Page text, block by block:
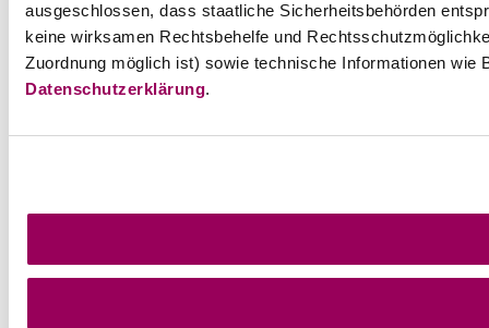
ausgeschlossen, dass staatliche Sicherheitsbehörden
keine wirksamen Rechtsbehelfe und
Zuordnung möglich ist) sowie technische Informationen
Datenschutzerklärung.